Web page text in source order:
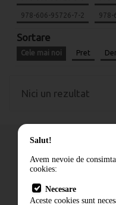
978-606-95726-7-2 978-
Sortare
Cele mai noi Pret
Nici un rezultat
Cum comand
Livrare
Salut!
Avem nevoie de
cookies:
Necesare
Aceste cookies sunt